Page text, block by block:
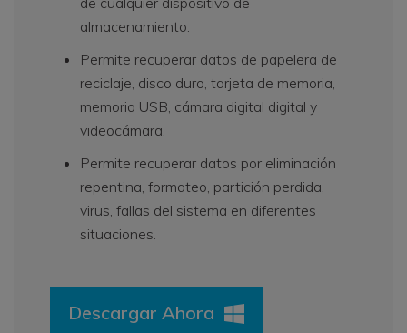
almacenamiento.
Permite recuperar datos de papelera de
reciclaje, disco duro, tarjeta de memoria,
memoria USB, cámara digital digital y
videocámara.
Permite recuperar datos por eliminación
repentina, formateo, partición perdida,
virus, fallas del sistema en diferentes
situaciones.
Descargar Ahora